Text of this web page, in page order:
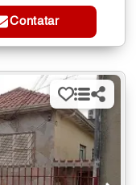
Contatar